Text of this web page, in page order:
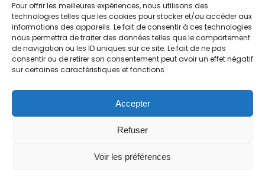
Pour offrir les meilleures expériences, nous utilisons des
technologies telles que les cookies pour stocker et/ou accéder aux
informations des appareils. Le fait de consentir à ces technologies
nous permettra de traiter des données telles que le comportement
de navigation ou les ID uniques sur ce site. Le fait de ne pas
consentir ou de retirer son consentement peut avoir un effet négatif
sur certaines caractéristiques et fonctions.
Accepter
Refuser
Voir les préférences
Équipe
Carrières
Contact
Liens utiles
Politique de Cookies (EU)